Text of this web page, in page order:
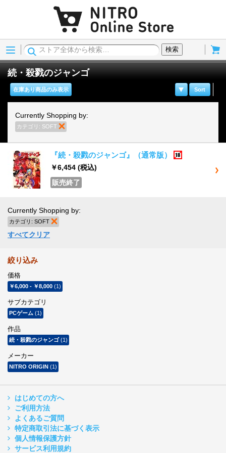
Menu
検索
続・殺戮のジャンゴ
Sort
在庫あり商品のみ表示
Currently Shopping by:
カテゴリ: SOFT
『続・殺戮のジャンゴ』（通常版）
￥6,454 (税込)
販売終了
Currently Shopping by:
カテゴリ: SOFT
すべてクリア
絞り込み
価格
￥6,000 - ￥8,000 (1)
サブカテゴリ
PCゲーム (1)
作品
続・殺戮のジャンゴ(1)
メーカー
NITRO ORIGIN (1)
はじめての方へ
ご利用方法
よくあるご質問
特定商取引法に基づく表示
個人情報保護方針
サービス利用規約